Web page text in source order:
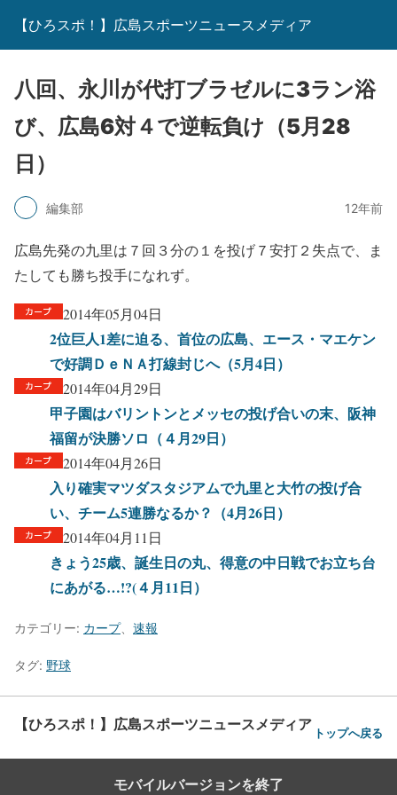
【ひろスポ！】広島スポーツニュースメディア
八回、永川が代打ブラゼルに3ラン浴
び、広島6対４で逆転負け（5月28
日）
編集部 12年前
広島先発の九里は７回３分の１を投げ７安打２失点で、ま
たしても勝ち投手になれず。
2014年05月04日
2位巨人1差に迫る、首位の広島、エース・マエケン
で好調ＤｅＮＡ打線封じへ（5月4日）
2014年04月29日
甲子園はバリントンとメッセの投げ合いの末、阪神
福留が決勝ソロ（４月29日）
2014年04月26日
入り確実マツダスタジアムで九里と大竹の投げ合
い、チーム5連勝なるか？（4月26日）
2014年04月11日
きょう25歳、誕生日の丸、得意の中日戦でお立ち台
にあがる…!?(４月11日）
カテゴリー: カープ、 速報
タグ: 野球
【ひろスポ！】広島スポーツニュースメディア トップへ戻る
モバイルバージョンを終了